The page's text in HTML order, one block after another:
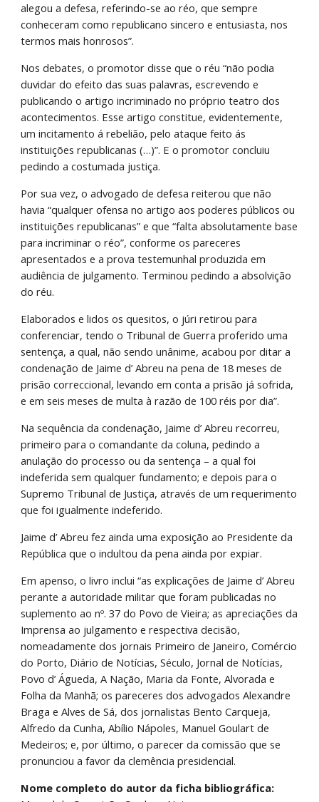
alegou a defesa, referindo-se ao réo, que sempre
conheceram como republicano sincero e entusiasta, nos
termos mais honrosos”.
Nos debates, o promotor disse que o réu “não podia
duvidar do efeito das suas palavras, escrevendo e
publicando o artigo incriminado no próprio teatro dos
acontecimentos. Esse artigo constitue, evidentemente,
um incitamento á rebelião, pelo ataque feito ás
instituições republicanas (…)”. E o promotor concluiu
pedindo a costumada justiça.
Por sua vez, o advogado de defesa reiterou que não
havia “qualquer ofensa no artigo aos poderes públicos ou
instituições republicanas” e que “falta absolutamente base
para incriminar o réo”, conforme os pareceres
apresentados e a prova testemunhal produzida em
audiência de julgamento. Terminou pedindo a absolvição
do réu.
Elaborados e lidos os quesitos, o júri retirou para
conferenciar, tendo o Tribunal de Guerra proferido uma
sentença, a qual, não sendo unânime, acabou por ditar a
condenação de Jaime d’ Abreu na pena de 18 meses de
prisão correccional, levando em conta a prisão já sofrida,
e em seis meses de multa à razão de 100 réis por dia”.
Na sequência da condenação, Jaime d’ Abreu recorreu,
primeiro para o comandante da coluna, pedindo a
anulação do processo ou da sentença – a qual foi
indeferida sem qualquer fundamento; e depois para o
Supremo Tribunal de Justiça, através de um requerimento
que foi igualmente indeferido.
Jaime d’ Abreu fez ainda uma exposição ao Presidente da
República que o indultou da pena ainda por expiar.
Em apenso, o livro inclui “as explicações de Jaime d’ Abreu
perante a autoridade militar que foram publicadas no
suplemento ao nº. 37 do Povo de Vieira; as apreciações da
Imprensa ao julgamento e respectiva decisão,
nomeadamente dos jornais Primeiro de Janeiro, Comércio
do Porto, Diário de Notícias, Século, Jornal de Notícias,
Povo d’ Águeda, A Nação, Maria da Fonte, Alvorada e
Folha da Manhã; os pareceres dos advogados Alexandre
Braga e Alves de Sá, dos jornalistas Bento Carqueja,
Alfredo da Cunha, Abílio Nápoles, Manuel Goulart de
Medeiros; e, por último, o parecer da comissão que se
pronunciou a favor da clemência presidencial.
Nome completo do autor da ficha bibliográfica: